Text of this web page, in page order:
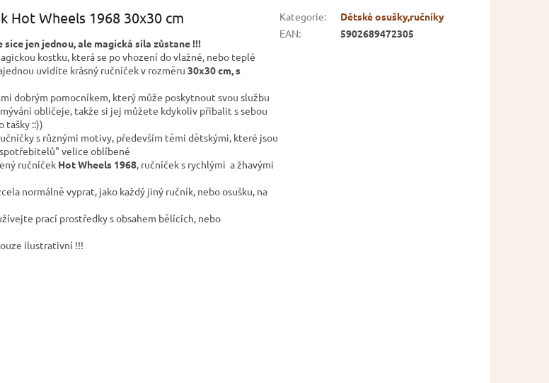
Hot Wheels 1968 30x30 cm
jen jednou, ale magická síla zůstane !!!
kostku, která se po vhození do vlažné, nebo teplé
uvidíte krásný ručníček v rozměru 30x30 cm, s
dobrým pomocníkem, který může poskytnout svou službu
obličeje, takže si jej můžete kdykoliv přibalit s sebou
tašky ::))
s různými motivy, především těmi dětskými, které jsou
velice oblíbené
ručníček Hot Wheels 1968, ručníček s rychlými a žhavými
normálně vyprat, jako každý jiný ručník, nebo osušku, na
prací prostředky s obsahem bělících, nebo
ilustrativní !!!
Kategorie:
Dětské osušky,ručníky
EAN: 5902689472305